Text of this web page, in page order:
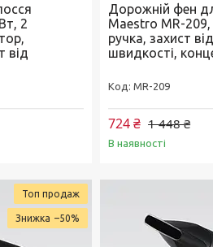
2
від
Дорожній фен
Maestro MR-
ручка, захист
швидкості,
MR-209
1 448 ₴
724 ₴
В наявності
Топ продаж
–50%